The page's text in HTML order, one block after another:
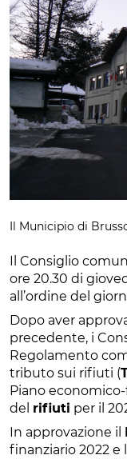
Il Municipio di
Il Consiglio
ore 20.30 di
all’ordine del
Dopo aver
precedente, i
Regolamento
tributo sui rifiuti (
Piano
del rifiuti per il
In approvazione il
finanziario 2022 e